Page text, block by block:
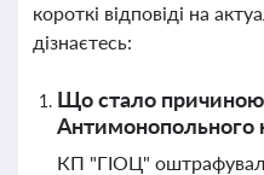
короткі відповіді на
дізнаєтесь:
Що стало
Антимонопольного
КП "ГІОЦ"